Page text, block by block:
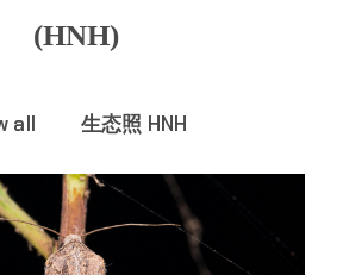
(HNH)
all 生态照 HNH